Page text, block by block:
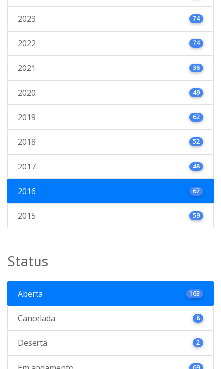
2023 74
2022 74
2021 38
2020 49
2019 62
2018 52
2017 48
2016 67
2015 59
Status
Aberta 163
Cancelada 8
Deserta 2
69